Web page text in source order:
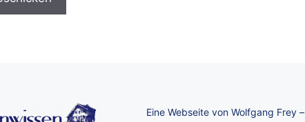
Eine Webseite von Wolfgang Frey –